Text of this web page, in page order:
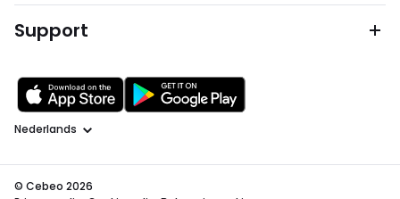
Support
Taal
© Cebeo 2026